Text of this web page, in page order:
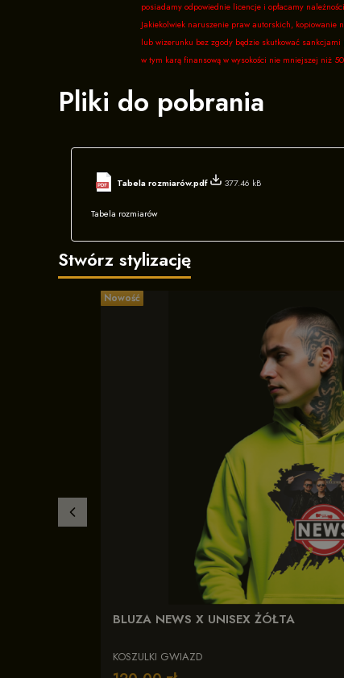
posiadamy odpowiednie licencje i opłacamy
Jakiekolwiek naruszenie praw autorskich, kopiowanie
lub wizerunku bez zgody będzie skutkować
w tym karą finansową w wysokości nie mniejszej niż
Pliki do pobrania
Tabela rozmiarów.pdf 377.46 kB
Tabela rozmiarów
Stwórz stylizację
Nowość
BLUZA NEWS X UNISEX ŻÓŁTA
KOSZULKI GWIAZD